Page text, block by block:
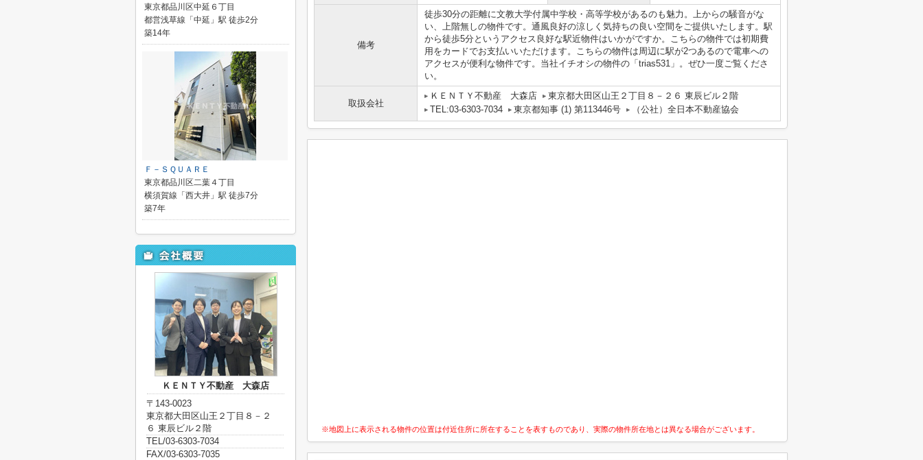
備考
徒歩30分の距離に文教大学付属中学校・高等学校があるのも魅力。上からの騒音がな
い、上階無しの物件です。通風良好の涼しく気持ちの良い空間をご提供いたします。駅
から徒歩5分というアクセス良好な駅近物件はいかがですか。こちらの物件では初期費
用をカードでお支払いいただけます。こちらの物件は周辺に駅が2つあるので電車への
アクセスが便利な物件です。当社イチオシの物件の「trias531」。ぜひ一度ご覧くださ
い。
取扱会社
ＫＥＮＴＹ不動産 大森店
東京都大田区山王２丁目８－２６ 東辰ビル２階
TEL:03-6303-7034
東京都知事 (1) 第113446号 （公社）全日本不動産協会
※地図上に表示される物件の位置は付近住所に所在することを表すものであり、実際の物件所在地とは異なる場合がございます。
東京都品川区中延６丁目
都営浅草線「中延」駅 徒歩2分
築14年
Ｆ－ＳＱＵＡＲＥ
東京都品川区二葉４丁目
横須賀線「西大井」駅 徒歩7分
築7年
ＫＥＮＴＹ不動産 大森店
〒143-0023
東京都大田区山王２丁目８－２
６ 東辰ビル２階
TEL/03-6303-7034
FAX/03-6303-7035